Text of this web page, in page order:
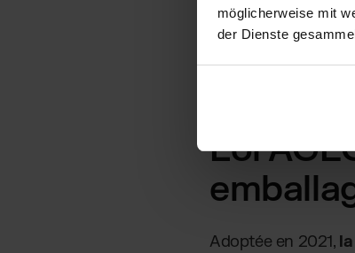
möglicherweise mit
der Dienste
Loi
Adoptée en 2021,